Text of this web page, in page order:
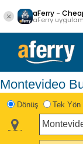
aFerry -
aFerry
Montevideo
Dönüş Tek Yön